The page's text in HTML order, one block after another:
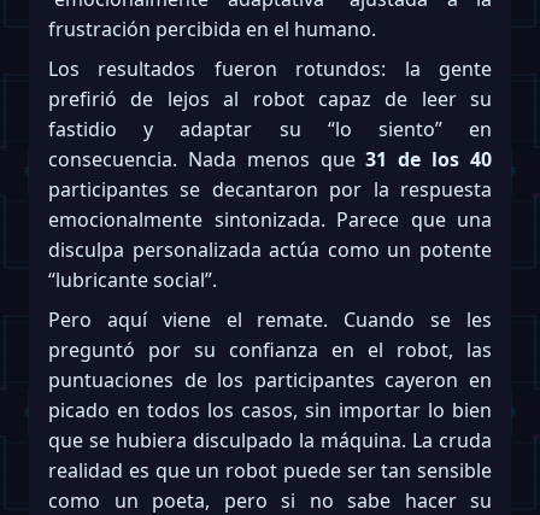
frustración percibida en el humano.
Los resultados fueron rotundos: la gente
prefirió de lejos al robot capaz de leer su
fastidio y adaptar su “lo siento” en
consecuencia. Nada menos que31 de los 40
participantes se decantaron por la respuesta
emocionalmente sintonizada. Parece que una
disculpa personalizada actúa como un potente
“lubricante social”.
Pero aquí viene el remate. Cuando se les
preguntó por su confianza en el robot, las
puntuaciones de los participantes cayeron en
picado en todos los casos, sin importar lo bien
que se hubiera disculpado la máquina. La cruda
realidad es que un robot puede ser tan sensible
como un poeta, pero si no sabe hacer su